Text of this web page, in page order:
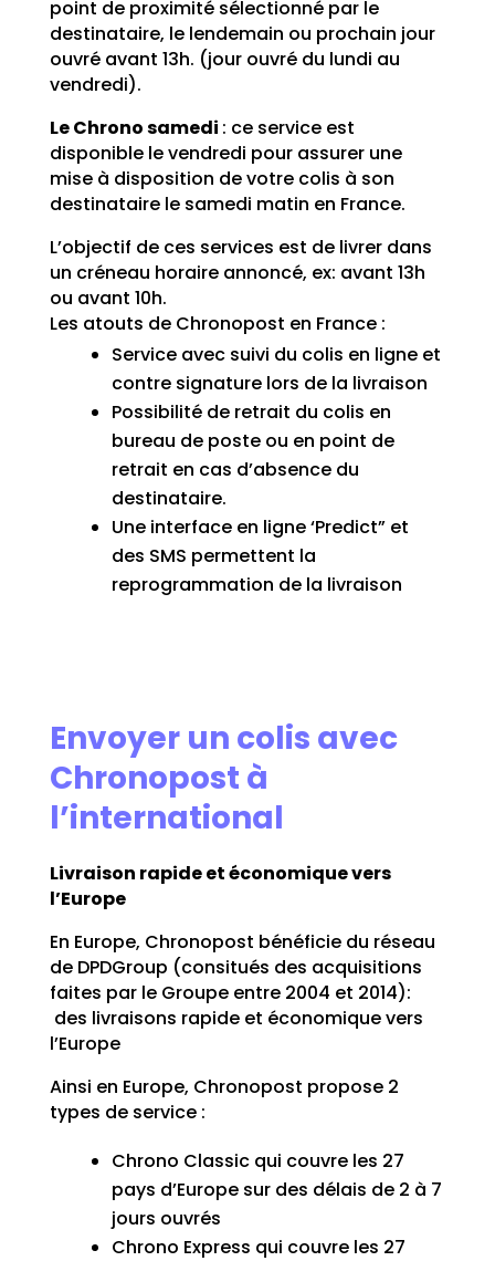
point de proximité sélectionné par le
destinataire, le lendemain ou prochain jour
ouvré avant 13h. (jour ouvré du lundi au
vendredi).
Le Chrono samedi : ce service est
disponible le vendredi pour assurer une
mise à disposition de votre colis à son
destinataire le samedi matin en France.
L’objectif de ces services est de livrer dans
un créneau horaire annoncé, ex: avant 13h
ou avant 10h.
Les atouts de Chronopost en France :
Service avec suivi du colis en ligne et
contre signature lors de la livraison
Possibilité de retrait du colis en
bureau de poste ou en point de
retrait en cas d’absence du
destinataire.
Une interface en ligne ‘Predict” et
des SMS permettent la
reprogrammation de la livraison
Envoyer un colis avec
Chronopost à
l’international
Livraison rapide et économique vers
l’Europe
En Europe, Chronopost bénéficie du réseau
de DPDGroup (consitués des acquisitions
faites par le Groupe entre 2004 et 2014):
des livraisons rapide et économique vers
l’Europe
Ainsi en Europe, Chronopost propose 2
types de service :
Chrono Classic qui couvre les 27
pays d’Europe sur des délais de 2 à 7
jours ouvrés
Chrono Express qui couvre les 27